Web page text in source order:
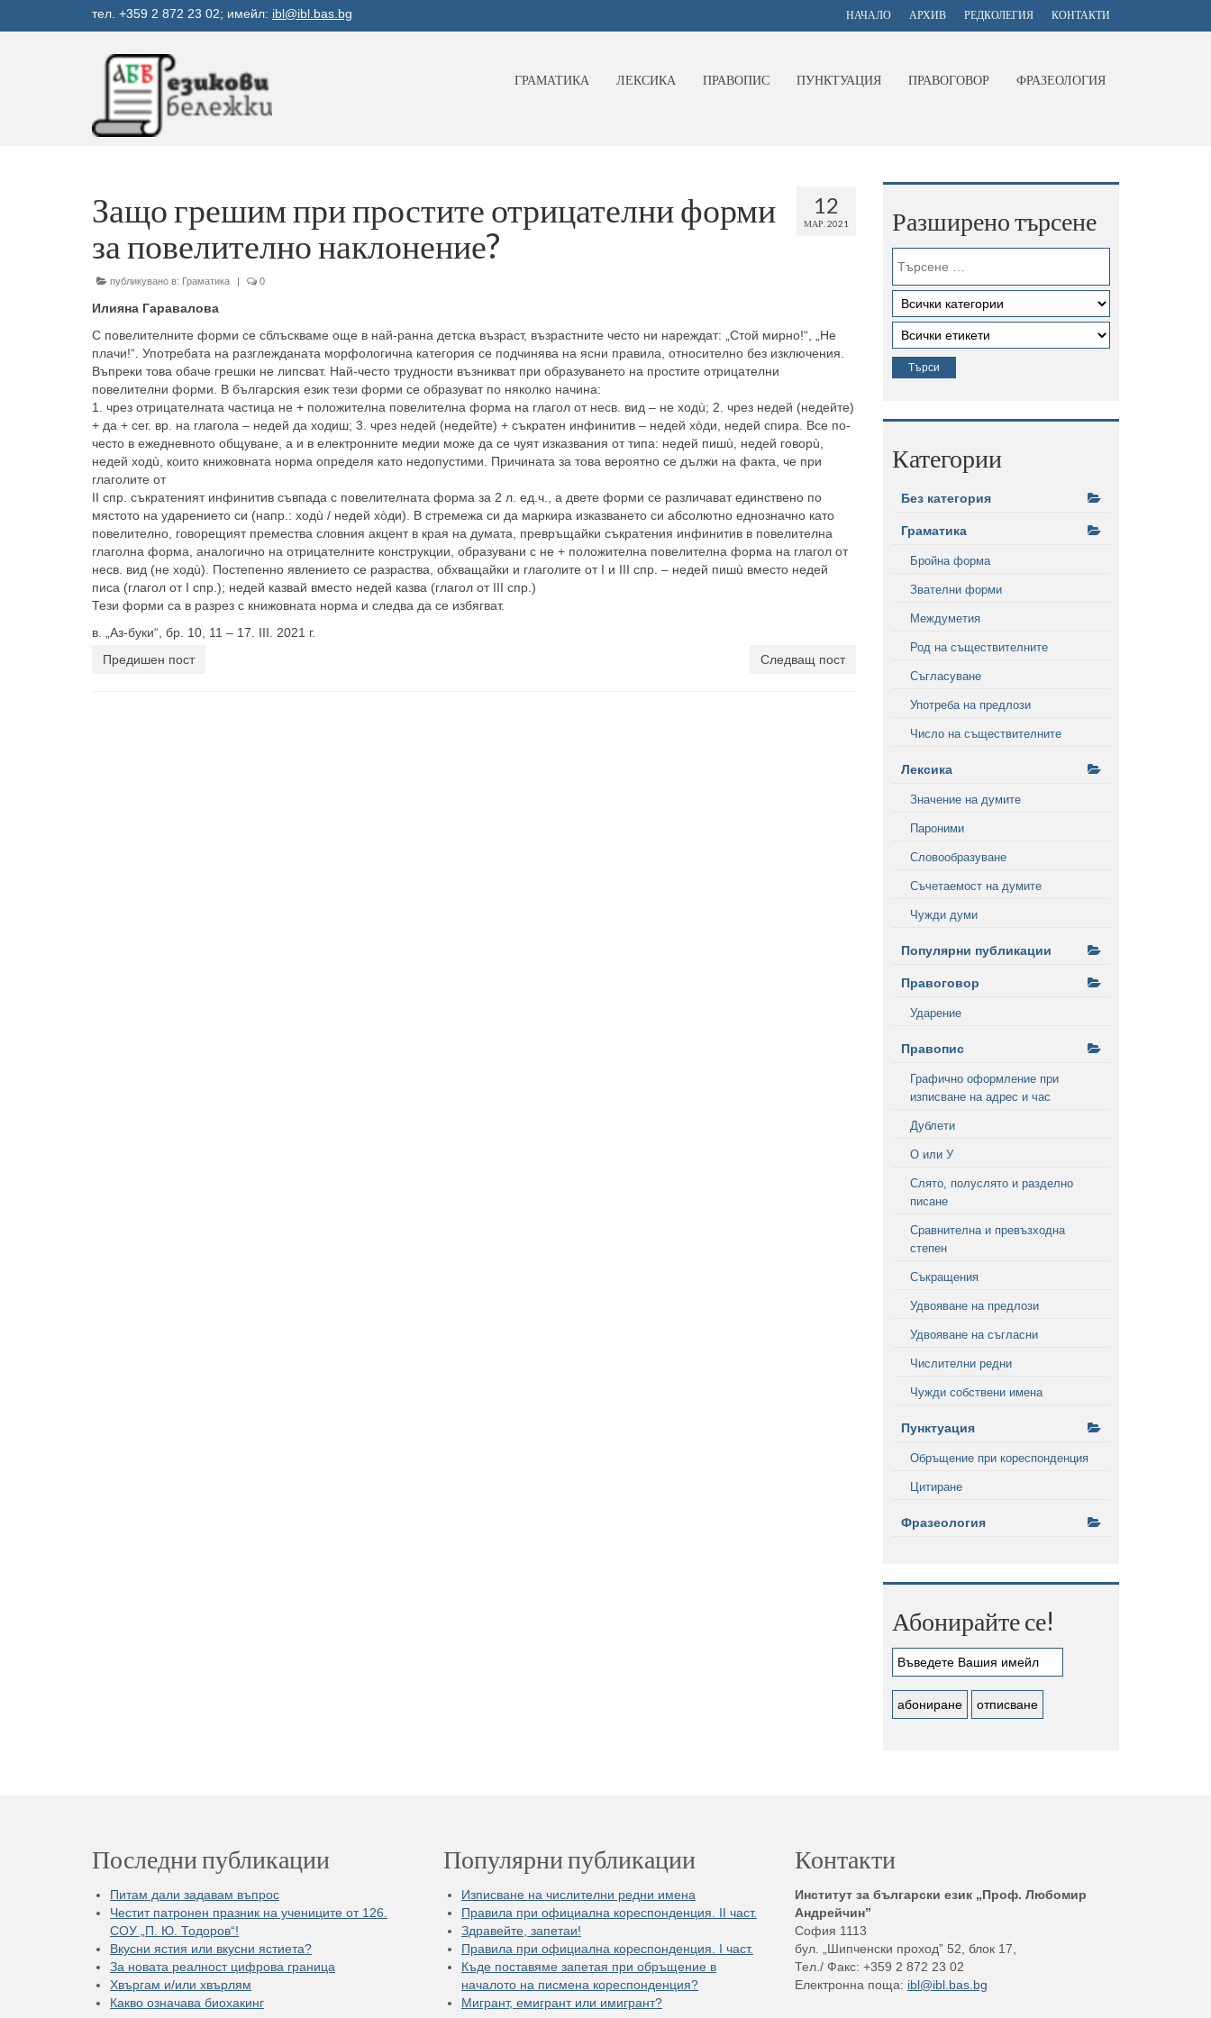
НАЧАЛО АРХИВ РЕДКОЛЕГИЯ КОНТАКТИ
тел. +359 2 872 23 02; имейл: ibl@ibl.bas.bg
ГРАМАТИКА ЛЕКСИКА ПРАВОПИС ПУНКТУАЦИЯ ПРАВОГОВОР ФРАЗЕОЛОГИЯ
12
МАР. 2021
Защо грешим при простите отрицателни форми
за повелително наклонение?
публикувано в: Граматика | 0
Илияна Гаравалова
С повелителните форми се сблъскваме още в най-ранна детска възраст, възрастните често ни нареждат: „Стой мирно!“, „Не
плачи!“. Употребата на разглежданата морфологична категория се подчинява на ясни правила, относително без изключения.
Въпреки това обаче грешки не липсват. Най-често трудности възникват при образуването на простите отрицателни
повелителни форми. В българския език тези форми се образуват по няколко начина:
1. чрез отрицателната частица не + положителна повелителна форма на глагол от несв. вид – не ходù; 2. чрез недей (недейте)
+ да + сег. вр. на глагола – недей да ходиш; 3. чрез недей (недейте) + съкратен инфинитив – недей хòди, недей спира. Все по-
често в ежедневното общуване, а и в електронните медии може да се чуят изказвания от типа: недей пишù, недей говорù,
недей ходù, които книжовната норма определя като недопустими. Причината за това вероятно се дължи на факта, че при
глаголите от
II спр. съкратеният инфинитив съвпада с повелителната форма за 2 л. ед.ч., а двете форми се различават единствено по
мястото на ударението си (напр.: ходù / недей хòди). В стремежа си да маркира изказването си абсолютно еднозначно като
повелително, говорещият премества словния акцент в края на думата, превръщайки съкратения инфинитив в повелителна
глаголна форма, аналогично на отрицателните конструкции, образувани с не + положителна повелителна форма на глагол от
несв. вид (не ходù). Постепенно явлението се разраства, обхващайки и глаголите от I и III спр. – недей пишù вместо недей
писа (глагол от I спр.); недей казвай вместо недей казва (глагол от III спр.)
Тези форми са в разрез с книжовната норма и следва да се избягват.
в. „Аз-буки“, бр. 10, 11 – 17. III. 2021 г.
Предишен пост
Следващ пост
Разширено търсене
Категории
Без категория
Граматика
Бройна форма
Звателни форми
Междуметия
Род на съществителните
Съгласуване
Употреба на предлози
Число на съществителните
Лексика
Значение на думите
Пароними
Словообразуване
Съчетаемост на думите
Чужди думи
Популярни публикации
Правоговор
Ударение
Правопис
Графично оформление при
изписване на адрес и час
Дублети
О или У
Слято, полуслято и разделно
писане
Сравнителна и превъзходна
степен
Съкращения
Удвояване на предлози
Удвояване на съгласни
Числителни редни
Чужди собствени имена
Пунктуация
Обръщение при кореспонденция
Цитиране
Фразеология
Абонирайте се!
Последни публикации
Питам дали задавам въпрос
Честит патронен празник на учениците от 126.
СОУ „П. Ю. Тодоров“!
Вкусни ястия или вкусни ястиета?
За новата реалност цифрова граница
Хвъргам и/или хвърлям
Какво означава биохакинг
Популярни публикации
Изписване на числителни редни имена
Правила при официална кореспонденция. II част.
Здравейте, запетаи!
Правила при официална кореспонденция. I част.
Къде поставяме запетая при обръщение в
началото на писмена кореспонденция?
Мигрант, емигрант или имигрант?
Контакти
Институт за български език „Проф. Любомир
Андрейчин”
София 1113
бул. „Шипченски проход” 52, блок 17,
Тел./ Факс: +359 2 872 23 02
Електронна поща: ibl@ibl.bas.bg